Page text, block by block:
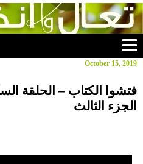
October 15, 2019
فتشوا الكتاب – الحلقة
الجزء الثالث